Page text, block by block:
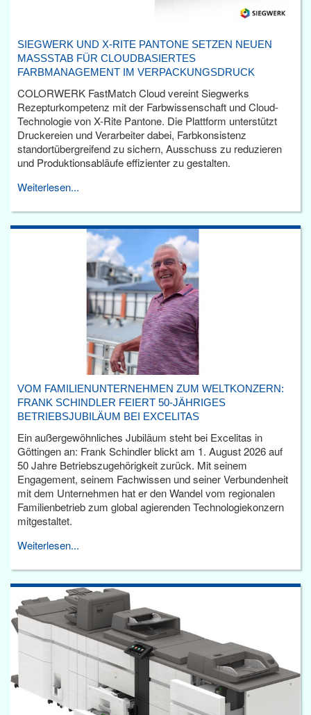
SIEGWERK UND X-RITE PANTONE SETZEN NEUEN
MASSSTAB FÜR CLOUDBASIERTES F
ARBMANAGEMENT IM VERPACKUNGSDRUCK
COLORWERK FastMatch Cloud vereint Siegwerks
Rezepturkompetenz mit der Farbwissenschaft und Cloud-
Technologie von X-Rite Pantone. Die Plattform unterstützt
Druckereien und Verarbeiter dabei, Farbkonsistenz
standortübergreifend zu sichern, Ausschuss zu reduzieren
und Produktionsabläufe effizienter zu gestalten.
Weiterlesen...
VOM FAMILIENUNTERNEHMEN ZUM WELTKONZERN:
FRANK SCHINDLER FEIERT 50-JÄHRIGES
BETRIEBSJUBILÄUM BEI EXCELITAS
Ein außergewöhnliches Jubiläum steht bei Excelitas in
Göttingen an: Frank Schindler blickt am 1. August 2026 auf
50 Jahre Betriebszugehörigkeit zurück. Mit seinem
Engagement, seinem Fachwissen und seiner Verbundenheit
mit dem Unternehmen hat er den Wandel vom regionalen
Familienbetrieb zum global agierenden Technologiekonzern
mitgestaltet.
Weiterlesen...